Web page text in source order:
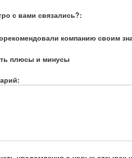
с вами связались?:
компанию своим
плюсы и минусы